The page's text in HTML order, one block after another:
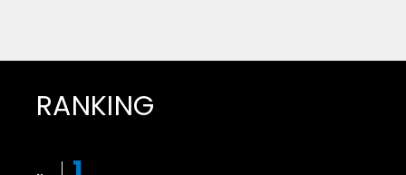
RANKING